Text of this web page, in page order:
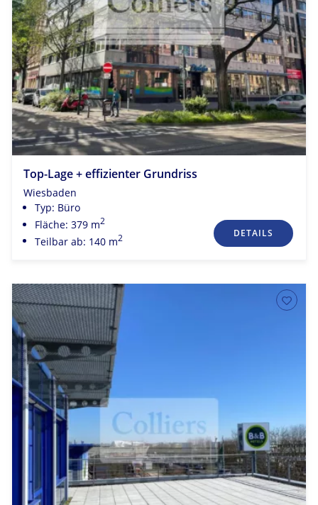
Top-Lage + effizienter Grundriss
Wiesbaden
Typ: Büro
Fläche: 379 m2
Teilbar ab: 140 m2 DETAILS